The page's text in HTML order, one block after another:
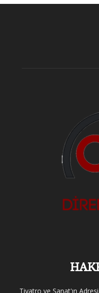
Tiyatro ve Sanat'ın